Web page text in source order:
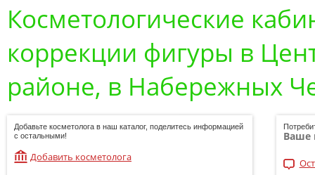
Косметологические
коррекции фигуры в
районе, в Набережных
Добавьте косметолога в наш каталог, поделитесь информацией
с остальными!
Добавить косметолога
Ваше